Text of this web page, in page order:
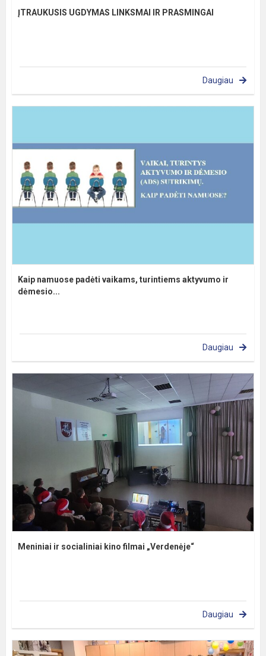
ĮTRAUKUSIS UGDYMAS LINKSMAI IR PRASMINGAI
Daugiau
Kaip namuose padėti vaikams, turintiems aktyvumo ir
dėmesio...
Daugiau
Meniniai ir socialiniai kino filmai „Verdenėje“
Daugiau